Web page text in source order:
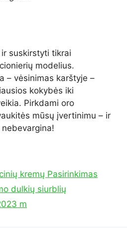
suskirstyti tikrai
modelius.
– vėsinimas karštyje –
kokybės iki
Pirkdami oro
mūsų įvertinimu – ir
kremų Pasirinkimas
dulkių siurblių
m